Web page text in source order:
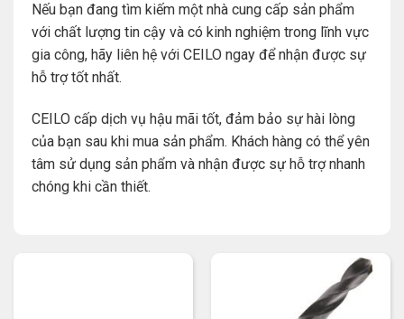
Nếu bạn đang tìm kiếm một nhà cung cấp sản phẩm
với chất lượng tin cậy và có kinh nghiệm trong lĩnh vực
gia công, hãy liên hệ với CEILO ngay để nhận được sự
hỗ trợ tốt nhất.
CEILO cấp dịch vụ hậu mãi tốt, đảm bảo sự hài lòng
của bạn sau khi mua sản phẩm. Khách hàng có thể yên
tâm sử dụng sản phẩm và nhận được sự hỗ trợ nhanh
chóng khi cần thiết.